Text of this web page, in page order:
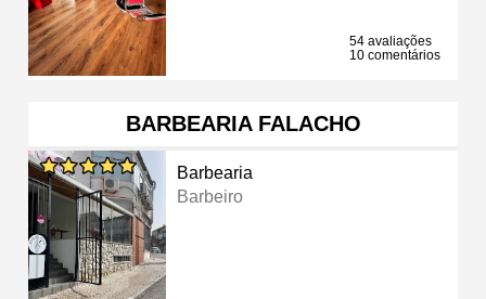
54 avaliações
10 comentários
BARBEARIA FALACHO
Barbearia
Barbeiro